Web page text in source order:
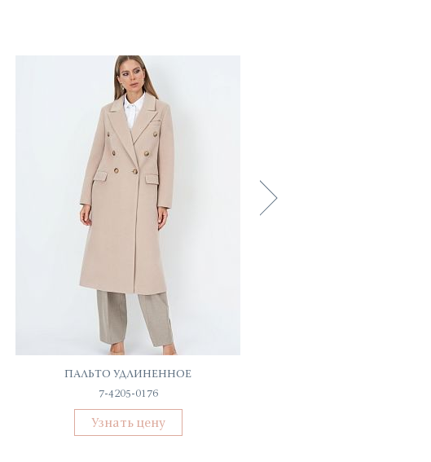
ПАЛЬТО УДЛИНЕННОЕ
7-4205-0176
Узнать цену